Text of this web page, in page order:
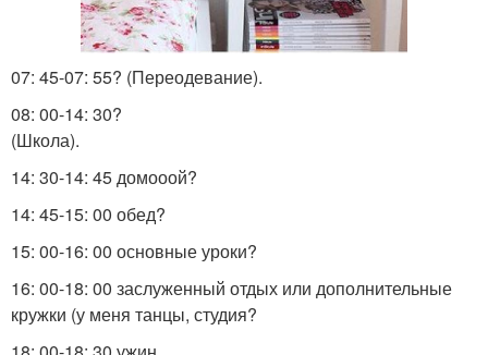
07: 45-07: 55? (Переодевание).
08: 00-14: 30?
(Школа).
14: 30-14: 45 домооой?
14: 45-15: 00 обед?
15: 00-16: 00 основные уроки?
16: 00-18: 00 заслуженный отдых или дополнительные
кружки (у меня танцы, студия?